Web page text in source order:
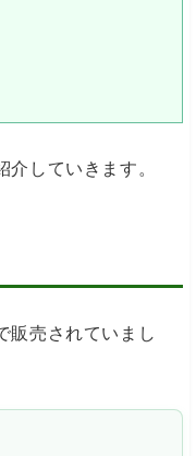
していきます。
販売されていまし